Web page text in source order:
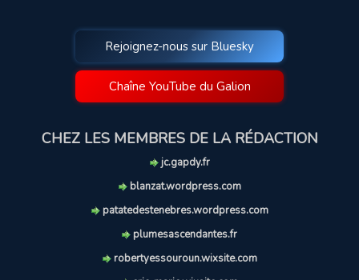
Rejoignez-nous sur Bluesky
Chaîne YouTube du Galion
CHEZ LES MEMBRES DE LA RÉDACTION
jc.gapdy.fr
blanzat.wordpress.com
patatedestenebres.wordpress.com
plumesascendantes.fr
robertyessouroun.wixsite.com